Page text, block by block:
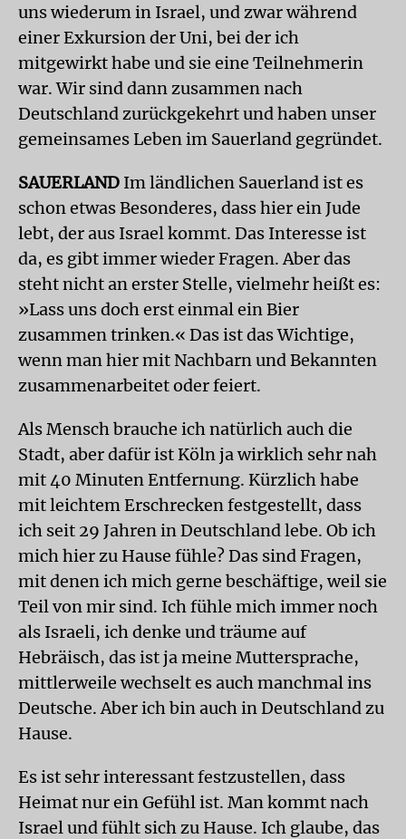
uns wiederum in Israel, und zwar während
einer Exkursion der Uni, bei der ich
mitgewirkt habe und sie eine Teilnehmerin
war. Wir sind dann zusammen nach
Deutschland zurückgekehrt und haben unser
gemeinsames Leben im Sauerland gegründet.
SAUERLAND Im ländlichen Sauerland ist es
schon etwas Besonderes, dass hier ein Jude
lebt, der aus Israel kommt. Das Interesse ist
da, es gibt immer wieder Fragen. Aber das
steht nicht an erster Stelle, vielmehr heißt es:
»Lass uns doch erst einmal ein Bier
zusammen trinken.« Das ist das Wichtige,
wenn man hier mit Nachbarn und Bekannten
zusammenarbeitet oder feiert.
Als Mensch brauche ich natürlich auch die
Stadt, aber dafür ist Köln ja wirklich sehr nah
mit 40 Minuten Entfernung. Kürzlich habe
mit leichtem Erschrecken festgestellt, dass
ich seit 29 Jahren in Deutschland lebe. Ob ich
mich hier zu Hause fühle? Das sind Fragen,
mit denen ich mich gerne beschäftige, weil sie
Teil von mir sind. Ich fühle mich immer noch
als Israeli, ich denke und träume auf
Hebräisch, das ist ja meine Muttersprache,
mittlerweile wechselt es auch manchmal ins
Deutsche. Aber ich bin auch in Deutschland zu
Hause.
Es ist sehr interessant festzustellen, dass
Heimat nur ein Gefühl ist. Man kommt nach
Israel und fühlt sich zu Hause. Ich glaube, das